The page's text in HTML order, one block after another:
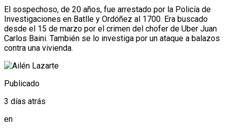
El sospechoso, de 20 años, fue arrestado por la Policía de
Investigaciones en Batlle y Ordóñez al 1700. Era buscado
desde el 15 de marzo por el crimen del chofer de Uber Juan
Carlos Baini. También se lo investiga por un ataque a balazos
contra una vivienda.
Publicado
3 días atrás
en